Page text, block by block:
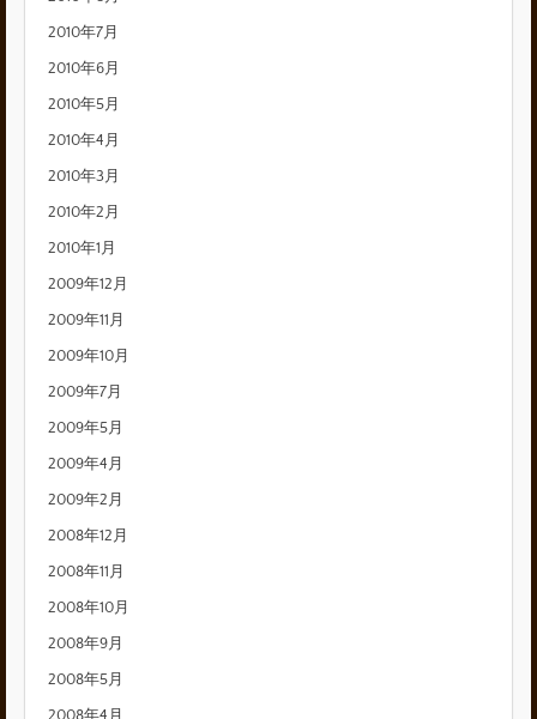
2010年7月
2010年6月
2010年5月
2010年4月
2010年3月
2010年2月
2010年1月
2009年12月
2009年11月
2009年10月
2009年7月
2009年5月
2009年4月
2009年2月
2008年12月
2008年11月
2008年10月
2008年9月
2008年5月
2008年4月